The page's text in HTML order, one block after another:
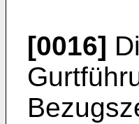
[0016]